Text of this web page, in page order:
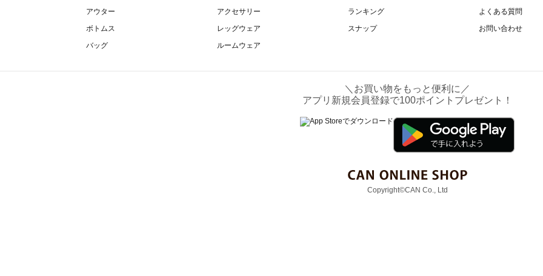
アウター
ボトムス
バッグ
アクセサリー
レッグウェア
ルームウェア
ランキング
スナップ
よくある質問
お問い合わせ
＼お買い物をもっと便利に／
アプリ新規会員登録で100ポイントプレゼント！
Copyright©CAN Co., Ltd